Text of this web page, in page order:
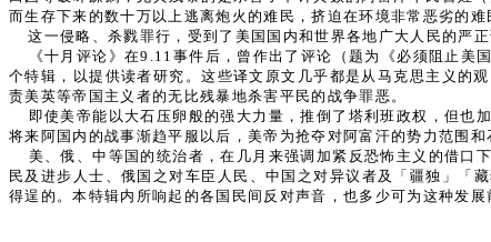
而生存下来的数十万以上逃离炮火的难民，挤迫在环境非常恶劣的
这一侵略、杀戮罪行，受到了美国国内和世界各地广大人民的严正
《十月评论》在9.11事件后，曾作出了评论（题为《必须阻止
个特辑，以提供读者研究。这些译文原文几乎都是从马克思主义的
责美英等帝国主义者的无比残暴地杀害平民的战争罪恶。
即使美帝能以大石压卵般的强大力量，推倒了塔利班政权，但也
将来阿国内的战事渐趋平服以后，美帝为抢夺对阿富汗的势力范围
美、俄、中等国的统治者，在几月来强调加紧反恐怖主义的借口
民及进步人士、俄国之对车臣人民、中国之对异议者及「疆独」「
得逞的。本特辑内所响起的各国民间反对声音，也多少可为这种发展